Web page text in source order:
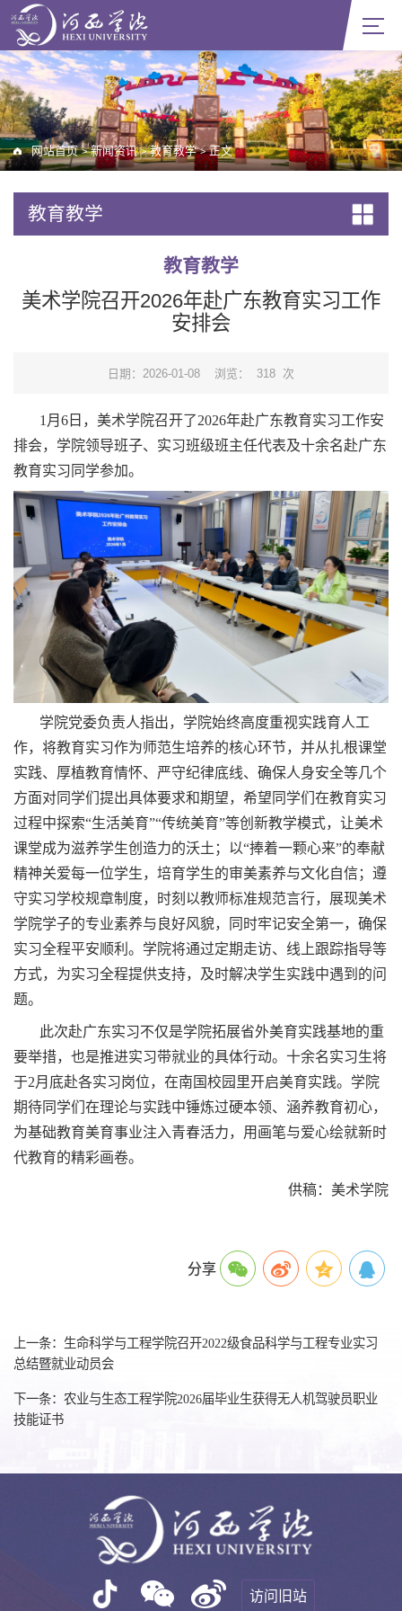
网站首页 > 新闻资讯 > 教育教学 > 正文
教育教学
教育教学
美术学院召开2026年赴广东教育实习工作
安排会
日期：2026-01-08 浏览： 318 次
1月6日，美术学院召开了2026年赴广东教育实习工作安
排会，学院领导班子、实习班级班主任代表及十余名赴广东
教育实习同学参加。
学院党委负责人指出，学院始终高度重视实践育人工
作，将教育实习作为师范生培养的核心环节，并从扎根课堂
实践、厚植教育情怀、严守纪律底线、确保人身安全等几个
方面对同学们提出具体要求和期望，希望同学们在教育实习
过程中探索“生活美育”“传统美育”等创新教学模式，让美术
课堂成为滋养学生创造力的沃土；以“捧着一颗心来”的奉献
精神关爱每一位学生，培育学生的审美素养与文化自信；遵
守实习学校规章制度，时刻以教师标准规范言行，展现美术
学院学子的专业素养与良好风貌，同时牢记安全第一，确保
实习全程平安顺利。学院将通过定期走访、线上跟踪指导等
方式，为实习全程提供支持，及时解决学生实践中遇到的问
题。
此次赴广东实习不仅是学院拓展省外美育实践基地的重
要举措，也是推进实习带就业的具体行动。十余名实习生将
于2月底赴各实习岗位，在南国校园里开启美育实践。学院
期待同学们在理论与实践中锤炼过硬本领、涵养教育初心，
为基础教育美育事业注入青春活力，用画笔与爱心绘就新时
代教育的精彩画卷。
供稿：美术学院
分享
上一条：生命科学与工程学院召开2022级食品科学与工程专业实习
总结暨就业动员会
下一条：农业与生态工程学院2026届毕业生获得无人机驾驶员职业
技能证书
访问旧站